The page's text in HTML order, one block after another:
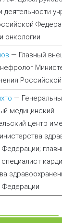
деятельности
онкологии
— Главный
—
медицинский
центр